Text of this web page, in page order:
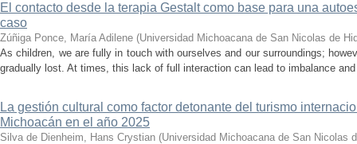
El contacto desde la terapia Gestalt como base para una
caso
Zúñiga Ponce, María Adilene (Universidad Michoacana de San Nicolas de
As children, we are fully in touch with ourselves and our surroundings;
gradually lost. At times, this lack of full interaction can lead to imbalance
La gestión cultural como factor detonante del turismo
Michoacán en el año 2025
Silva de Dienheim, Hans Crystian (Universidad Michoacana de San Nicolas